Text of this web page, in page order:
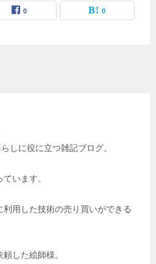
0 0
しに役に立つ雑記ブログ。
います。
用した技術の売り買いができる
した絵師様。